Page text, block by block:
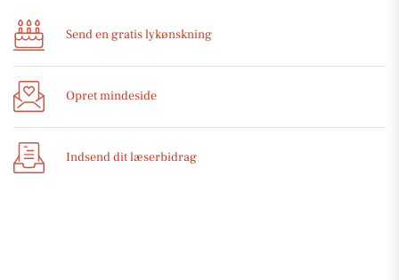
Send en gratis lykønskning
Opret mindeside
Indsend dit læserbidrag